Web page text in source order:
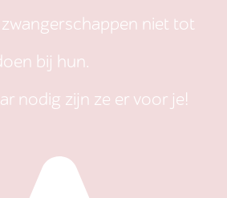
niet tot
bij hun.
nodig zijn ze er voor je!